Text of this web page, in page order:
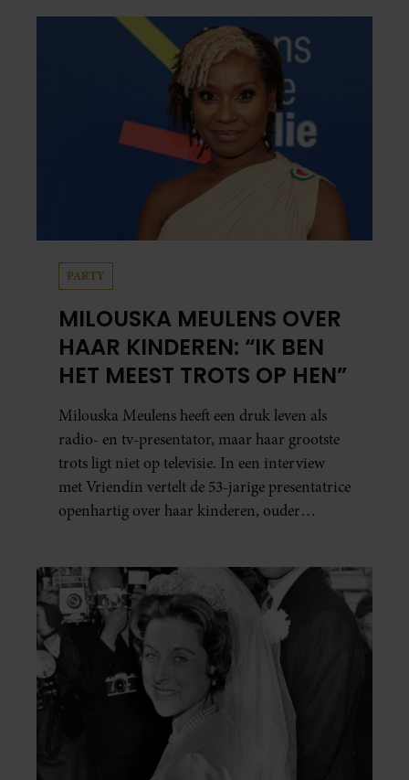
PARTY
MILOUSKA MEULENS OVER
HAAR KINDEREN: “IK BEN
HET MEEST TROTS OP HEN”
Milouska Meulens heeft een druk leven als
radio- en tv-presentator, maar haar grootste
trots ligt niet op televisie. In een interview
met Vriendin vertelt de 53-jarige presentatrice
openhartig over haar kinderen, ouder
welke levenslessen haar vandaag de dag het
meest bezighouden.